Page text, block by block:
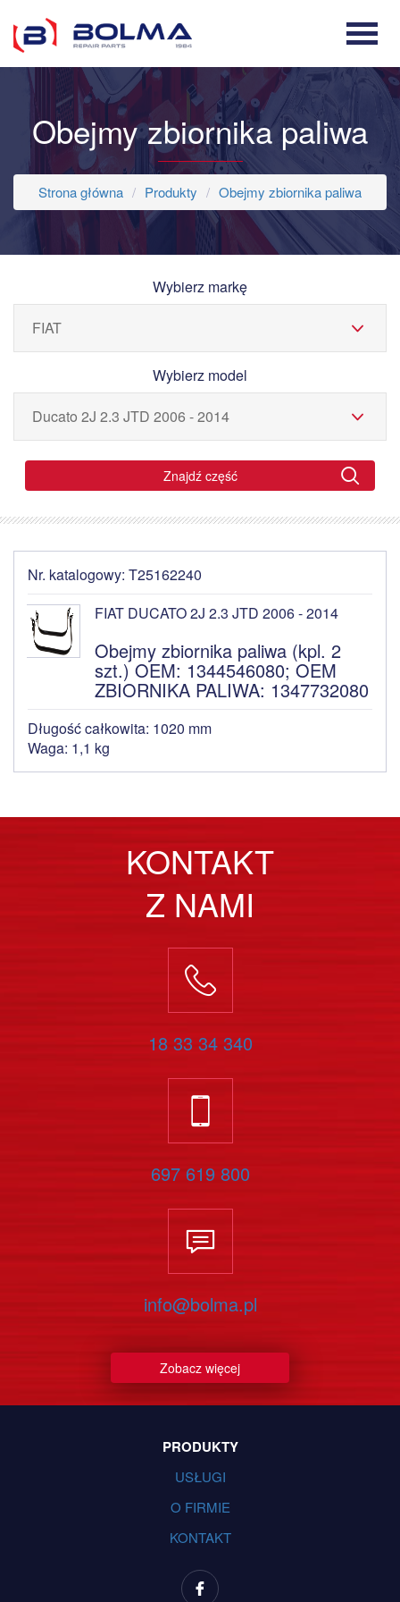
Obejmy zbiornika paliwa
Strona główna Produkty Obejmy zbiornika paliwa
Wybierz markę
Wybierz model
Znajdź część
Nr. katalogowy: T25162240
FIAT DUCATO 2J 2.3 JTD 2006 - 2014
Obejmy zbiornika paliwa (kpl. 2
szt.) OEM: 1344546080; OEM
ZBIORNIKA PALIWA: 1347732080
Długość całkowita: 1020 mm
Waga: 1,1 kg
KONTAKT
Z NAMI
18 33 34 340
697 619 800
info@bolma.pl
Zobacz więcej
PRODUKTY
USŁUGI
O FIRMIE
KONTAKT